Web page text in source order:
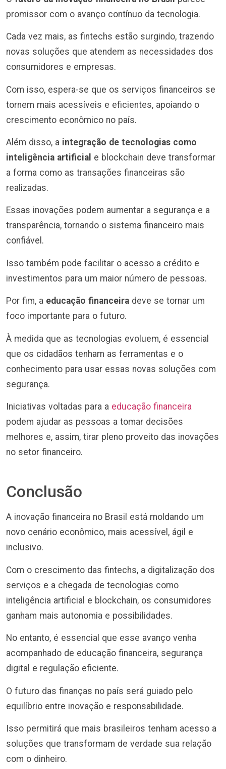
promissor com o avanço contínuo da tecnologia.
Cada vez mais, as fintechs estão surgindo, trazendo
novas soluções que atendem as necessidades dos
consumidores e empresas.
Com isso, espera-se que os serviços financeiros se
tornem mais acessíveis e eficientes, apoiando o
crescimento econômico no país.
Além disso, a integração de tecnologias como
inteligência artificial e blockchain deve transformar
a forma como as transações financeiras são
realizadas.
Essas inovações podem aumentar a segurança e a
transparência, tornando o sistema financeiro mais
confiável.
Isso também pode facilitar o acesso a crédito e
investimentos para um maior número de pessoas.
Por fim, a educação financeira deve se tornar um
foco importante para o futuro.
À medida que as tecnologias evoluem, é essencial
que os cidadãos tenham as ferramentas e o
conhecimento para usar essas novas soluções com
segurança.
Iniciativas voltadas para a educação financeira
podem ajudar as pessoas a tomar decisões
melhores e, assim, tirar pleno proveito das inovações
no setor financeiro.
Conclusão
A inovação financeira no Brasil está moldando um
novo cenário econômico, mais acessível, ágil e
inclusivo.
Com o crescimento das fintechs, a digitalização dos
serviços e a chegada de tecnologias como
inteligência artificial e blockchain, os consumidores
ganham mais autonomia e possibilidades.
No entanto, é essencial que esse avanço venha
acompanhado de educação financeira, segurança
digital e regulação eficiente.
O futuro das finanças no país será guiado pelo
equilíbrio entre inovação e responsabilidade.
Isso permitirá que mais brasileiros tenham acesso a
soluções que transformam de verdade sua relação
com o dinheiro.